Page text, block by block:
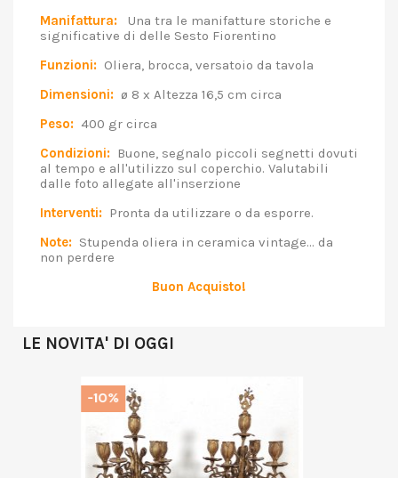
Manifattura: Una tra le manifatture storiche e
significative di delle Sesto Fiorentino
Funzioni: Oliera, brocca, versatoio da tavola
Dimensioni: ø 8 x Altezza 16,5 cm circa
Peso: 400 gr circa
Condizioni: Buone, segnalo piccoli segnetti dovuti
al tempo e all'utilizzo sul coperchio. Valutabili
dalle foto allegate all'inserzione
Interventi: Pronta da utilizzare o da esporre.
Note: Stupenda oliera in ceramica vintage... da
non perdere
Buon Acquisto!
LE NOVITA' DI OGGI
-10%